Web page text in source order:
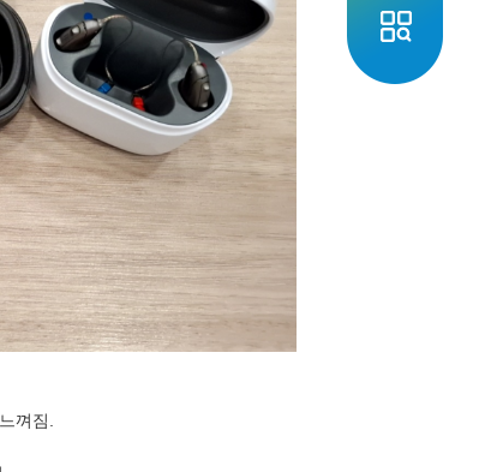
껴짐.